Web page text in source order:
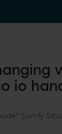
io
Somfy